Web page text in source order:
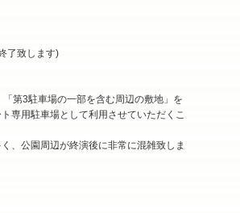
了致します)
第3駐車場の一部を含む周辺の敷地」を
専用駐車場として利用させていただくこ
、公園周辺が終演後に非常に混雑致しま